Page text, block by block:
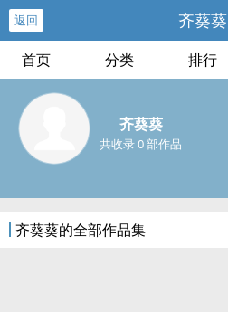
返回 齐葵葵
首页 分类 排行
齐葵葵
共收录 0 部作品
齐葵葵的全部作品集